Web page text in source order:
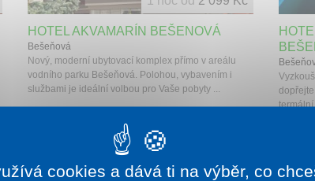
HOTEL AKVAMARÍN BEŠENOVÁ
Bešeňová
Nový, moderní ubytovací komplex přímo v areálu
vodního parku Bešeňová. Polohou, vybavením i
službami je ideální volbou pro Vaše pobyty ...
termální
termálního koupaliště Bešeňová |
cookies a dává ti na výběr, co